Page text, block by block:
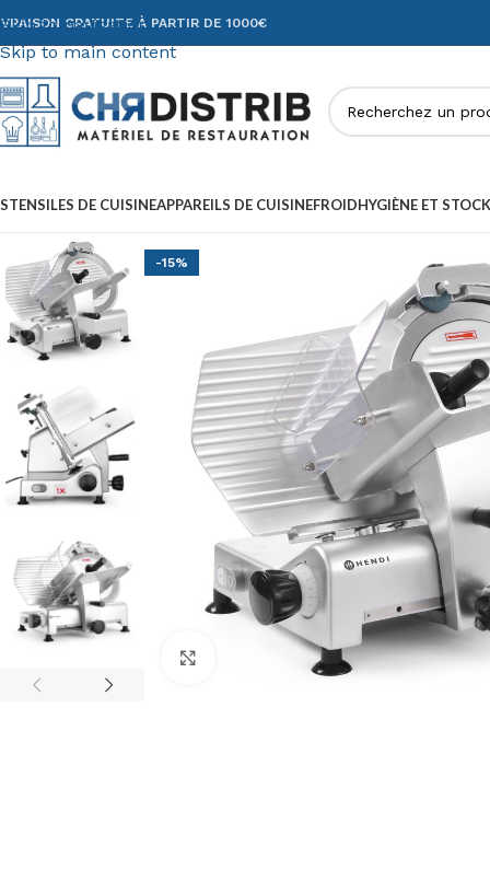
Skip to navigation
Skip to main content
GRATUITE À PARTIR DE 1000€
DE CUISINEAPPAREILS DE CUISINEFROIDHYGIÈNE ET
-15%